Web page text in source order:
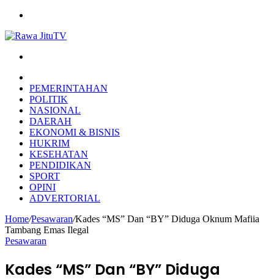
PEMERINTAHAN
POLITIK
NASIONAL
DAERAH
EKONOMI & BISNIS
HUKRIM
KESEHATAN
PENDIDIKAN
SPORT
OPINI
ADVERTORIAL
Home/Pesawaran/Kades “MS” Dan “BY” Diduga Oknum Mafiia
Tambang Emas Ilegal
Pesawaran
Kades “MS” Dan “BY” Diduga